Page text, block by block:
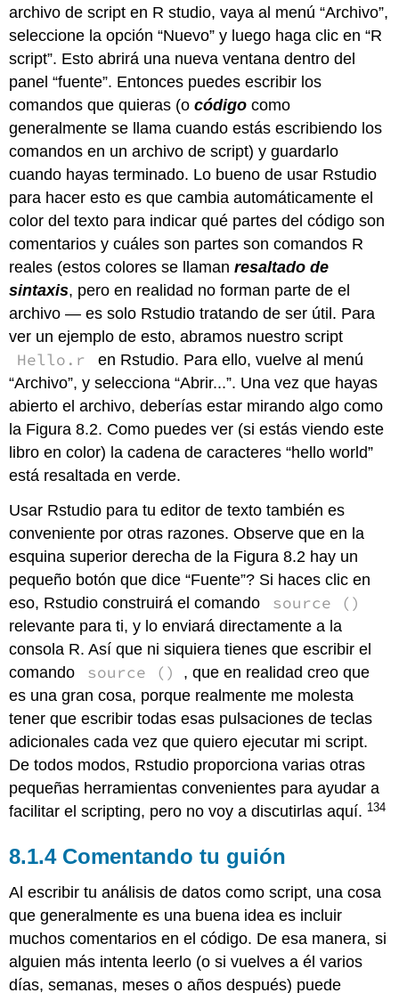
archivo de script en R studio, vaya al menú “Archivo”,
seleccione la opción “Nuevo” y luego haga clic en “R
script”. Esto abrirá una nueva ventana dentro del
panel “fuente”. Entonces puedes escribir los
comandos que quieras (ocódigo como
generalmente se llama cuando estás escribiendo los
comandos en un archivo de script) y guardarlo
cuando hayas terminado. Lo bueno de usar Rstudio
para hacer esto es que cambia automáticamente el
color del texto para indicar qué partes del código son
comentarios y cuáles son partes son comandos R
reales (estos colores se llamanresaltado de
sintaxis, pero en realidad no forman parte de el
archivo — es solo Rstudio tratando de ser útil. Para
ver un ejemplo de esto, abramos nuestro script
Hello.r
en Rstudio. Para ello, vuelve al menú
“Archivo”, y selecciona “Abrir...”. Una vez que hayas
abierto el archivo, deberías estar mirando algo como
la Figura 8.2. Como puedes ver (si estás viendo este
libro en color) la cadena de caracteres “hello world”
está resaltada en verde.
Usar Rstudio para tu editor de texto también es
conveniente por otras razones. Observe que en la
esquina superior derecha de la Figura 8.2 hay un
pequeño botón que dice “Fuente”? Si haces clic en
eso, Rstudio construirá el comando
source ()
relevante para ti, y lo enviará directamente a la
consola R. Así que ni siquiera tienes que escribir el
comando
source ()
, que en realidad creo que
es una gran cosa, porque realmente me molesta
tener que escribir todas esas pulsaciones de teclas
adicionales cada vez que quiero ejecutar mi script.
De todos modos, Rstudio proporciona varias otras
pequeñas herramientas convenientes para ayudar a
facilitar el scripting, pero no voy a discutirlas aquí. 134
Comentando tu guión
Al escribir tu análisis de datos como script, una cosa
que generalmente es una buena idea es incluir
muchos comentarios en el código. De esa manera, si
alguien más intenta leerlo (o si vuelves a él varios
días, semanas, meses o años después) puede